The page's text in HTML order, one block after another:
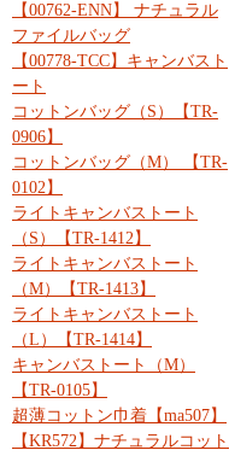
【00762-ENN】 ナチュラル
ファイルバッグ
【00778-TCC】キャンバスト
ート
コットンバッグ（S）【TR-
0906】
コットンバッグ（M） 【TR-
0102】
ライトキャンバストート
（S）【TR-1412】
ライトキャンバストート
（M）【TR-1413】
ライトキャンバストート
（L）【TR-1414】
キャンバストート（M）
【TR-0105】
超薄コットン巾着【ma507】
【KR572】ナチュラルコット